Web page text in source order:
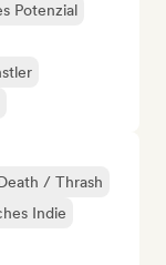
Potenzial
/ Thrash
Indie